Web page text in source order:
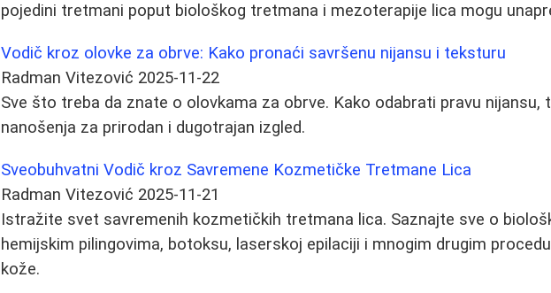
pojedini tretmani poput biološkog tretmana i mezoterapije lica mogu
Vodič kroz olovke za obrve: Kako pronaći savršenu nijansu i teksturu
Radman Vitezović 2025-11-22
Sve što treba da znate o olovkama za obrve. Kako odabrati pravu nijansu,
nanošenja za prirodan i dugotrajan izgled.
Sveobuhvatni Vodič kroz Savremene Kozmetičke Tretmane Lica
Radman Vitezović 2025-11-21
Istražite svet savremenih kozmetičkih tretmana lica. Saznajte sve o
hemijskim pilingovima, botoksu, laserskoj epilaciji i mnogim drugim
kože.